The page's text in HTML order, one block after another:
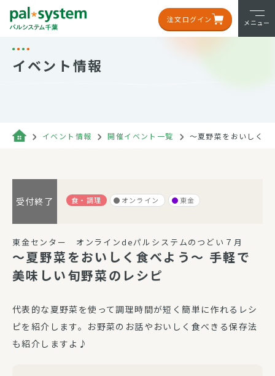
注文ログイン メニュー
イベント情報
イベント情報 開催イベント一覧 ～夏野菜をおいしく
受付終了 食・調理 オンライン 東金
東金センター オンラインdeパルシステムのつどい７月
～夏野菜をおいしく食べよう～ 手軽で
美味しい旬野菜のレシピ
代表的な夏野菜を使って調理時間が短く簡単に作れるレシ
ピを紹介します。お野菜のお話やおいしく食べきる保存法
も紹介しますよ♪